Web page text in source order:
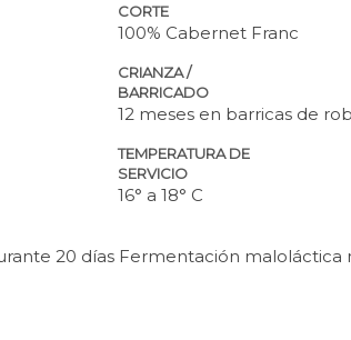
CORTE
100% Cabernet Franc
CRIANZA /
BARRICADO
12 meses en barricas de
TEMPERATURA DE
SERVICIO
16° a 18° C
20 días Fermentación maloláctica